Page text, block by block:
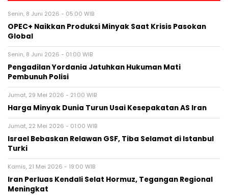
Senin, 8 Juni 2026 - 05:00 WIB
OPEC+ Naikkan Produksi Minyak Saat Krisis Pasokan
Global
Senin, 8 Juni 2026 - 01:00 WIB
Pengadilan Yordania Jatuhkan Hukuman Mati
Pembunuh Polisi
Jumat, 29 Mei 2026 - 21:00 WIB
Harga Minyak Dunia Turun Usai Kesepakatan AS Iran
Jumat, 22 Mei 2026 - 01:00 WIB
Israel Bebaskan Relawan GSF, Tiba Selamat di Istanbul
Turki
Kamis, 21 Mei 2026 - 19:00 WIB
Iran Perluas Kendali Selat Hormuz, Tegangan Regional
Meningkat